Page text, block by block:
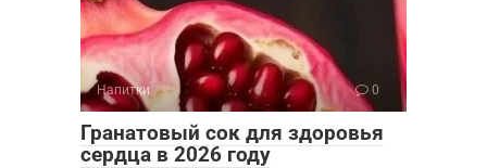
Напитки 0
Гранатовый сок для здоровья
сердца в 2026 году